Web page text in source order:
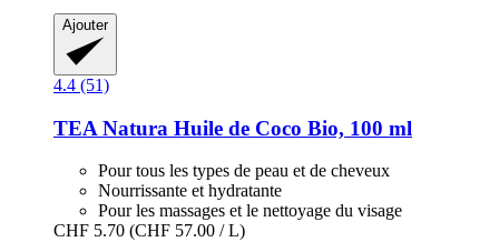
Ajouter
4.4 (51)
TEA Natura Huile de Coco Bio, 100 ml
Pour tous les types de peau et de cheveux
Nourrissante et hydratante
Pour les massages et le nettoyage du visage
CHF 5.70 (CHF 57.00 / L)